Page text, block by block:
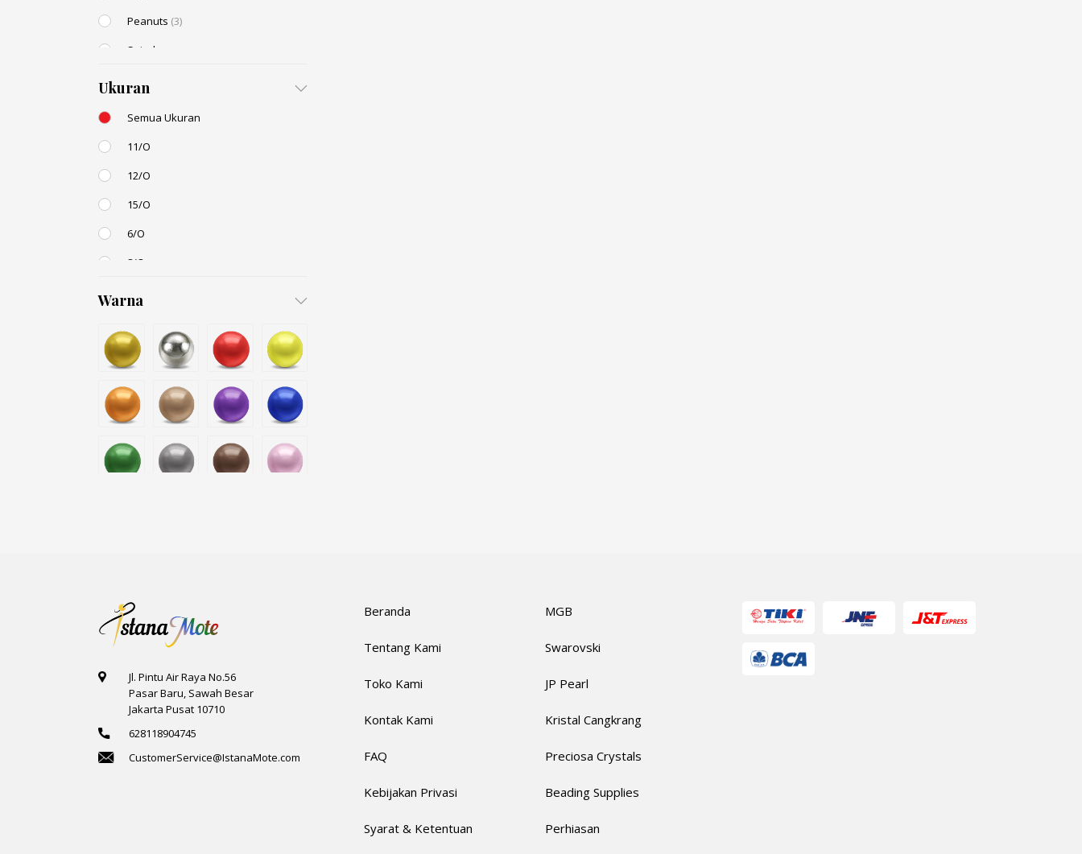
Peanuts (3)
Spiral
Ukuran
Semua Ukuran
11/O
12/O
15/O
6/O
8/O
6mm
Small / S-P
Warna
Jl. Pintu Air Raya No.56
Pasar Baru, Sawah Besar
Jakarta Pusat 10710
628118904745
CustomerService@IstanaMote.com
Beranda
Tentang Kami
Toko Kami
Kontak Kami
FAQ
Kebijakan Privasi
Syarat & Ketentuan
MGB
Swarovski
JP Pearl
Kristal Cangkrang
Preciosa Crystals
Beading Supplies
Perhiasan